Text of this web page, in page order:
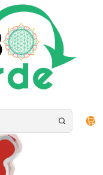
provincia de Santiago
E 60 gomitas